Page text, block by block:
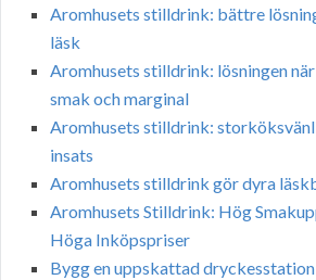
Aromhusets stilldrink: bättre
läsk
Aromhusets stilldrink: lösningen
smak och marginal
Aromhusets stilldrink:
insats
Aromhusets stilldrink gör dyra
Aromhusets Stilldrink: Hög
Höga Inköpspriser
Bygg en uppskattad